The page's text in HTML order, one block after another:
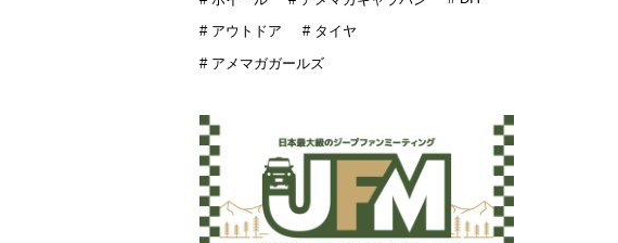
# アウトドア
# タイヤ
# アメマガガールズ